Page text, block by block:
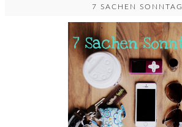
7 SACHEN SONNTAG